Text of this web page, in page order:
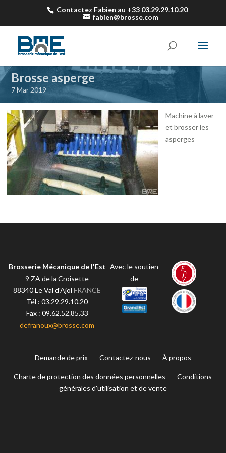
Contactez Fabien au +33 03.29.29.10.20
fabien@brosse.com
Brosse asperge
7 Mar 2019
Machine à laver
et brosser les
asperges
Brosserie Mécanique de l'Est
9 ZA de la Croisette
88340Le Val d'Ajol FRANCE
Tél :03.29.29.10.20
Fax : 09.62.52.85.33
defranoux@brosse.com
Avec le soutien
de
Demande de prix- Contactez-nous - À propos
Charte de protection des données personnelles -Conditions
générales d'utilisation et de vente